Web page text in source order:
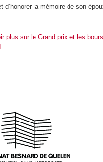
d’honorer la mémoire de son
plus sur le Grand prix et les